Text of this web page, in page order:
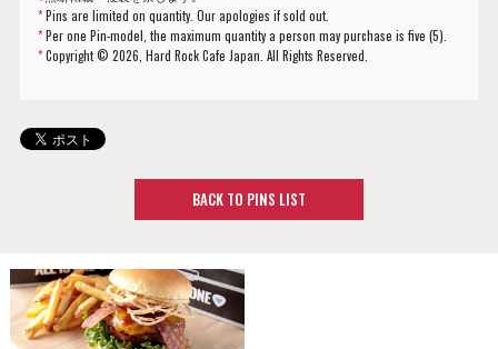
*Pins are limited on quantity. Our apologies if sold out.
*Per one Pin-model, the maximum quantity a person may purchase is five (5).
*Copyright ©2026, Hard Rock Cafe Japan. All Rights Reserved.
BACK TO PINS LIST